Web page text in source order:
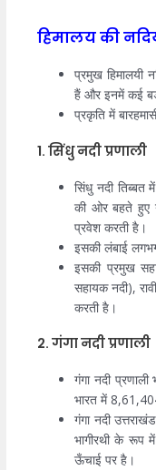
हिमालय की
प्रमुख हिमालयी
हैं और इनमें कई
प्रकृति में
1. सिंधु नदी प्रणाली
सिंधु नदी तिब्बत
की ओर बहते हुए
प्रवेश करती है।
इसकी लंबाई
इसकी प्रमुख
सहायक नदी),
करती है।
2. गंगा नदी प्रणाली
गंगा नदी
भारत में
गंगा नदी
भागीरथी के रूप
ऊँचाई पर है।